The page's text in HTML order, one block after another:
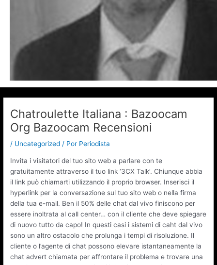
Chatroulette Italiana : Bazoocam
Org Bazoocam Recensioni
/ Uncategorized / Por Periodista
Invita i visitatori del tuo sito web a parlare con te
gratuitamente attraverso il tuo link ‘3CX Talk’. Chiunque abbia
il link può chiamarti utilizzando il proprio browser. Inserisci il
hyperlink per la conversazione sul tuo sito web o nella firma
della tua e-mail. Ben il 50% delle chat dal vivo finiscono per
essere inoltrata al call center… con il cliente che deve spiegare
di nuovo tutto da capo! In questi casi i sistemi di caht dal vivo
sono un altro ostacolo che prolunga i tempi di risoluzione. Il
cliente o l’agente di chat possono elevare istantaneamente la
chat advert chiamata per affrontare il problema e trovare una